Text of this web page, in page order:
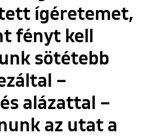
ígéretemet,
fényt kell
sötétebb
–
alázattal –
az utat a